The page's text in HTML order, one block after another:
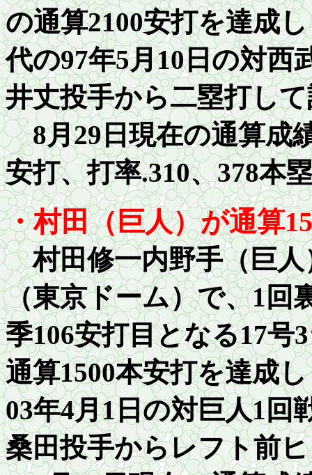
の通算2100安打を達成
代の97年5月10日の対西
井丈投手から二塁打し
8月29日現在の通算成
安打、打率.310、378本
・村田（巨人）が通算15
村田修一内野手（巨人
（東京ドーム）で、1回
季106安打目となる17号
通算1500本安打を達成
03年4月1日の対巨人1回
桑田投手からレフト前